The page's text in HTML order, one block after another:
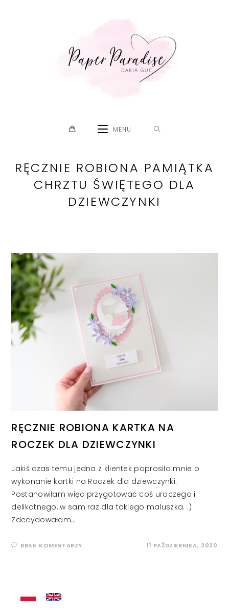
MENU
RĘCZNIE ROBIONA PAMIĄTKA
CHRZTU ŚWIĘTEGO DLA
DZIEWCZYNKI
RĘCZNIE ROBIONA KARTKA NA
ROCZEK DLA DZIEWCZYNKI
Jakiś czas temu jedna z klientek poprosiła mnie o
wykonanie kartki na Roczek dla dziewczynki.
Postanowiłam więc przygotować coś uroczego i
delikatnego, w sam raz dla takiego maluszka. :)
Zdecydowałam…
BRAK KOMENTARZY 11 PAŹDZIERNIKA, 2020